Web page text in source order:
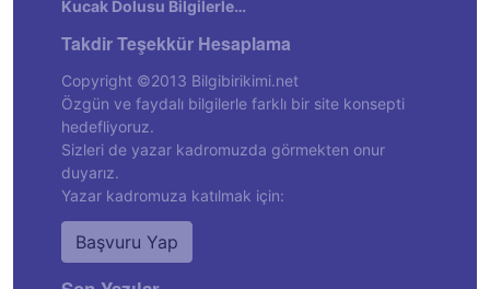
Kucak Dolusu Bilgilerle…
Takdir Teşekkür Hesaplama
Copyright ©2013 Bilgibirikimi.net
Özgün ve faydalı bilgilerle farklı bir site konsepti
hedefliyoruz.
Sizleri de yazar kadromuzda görmekten onur
duyarız.
Yazar kadromuza katılmak için:
Başvuru Yap